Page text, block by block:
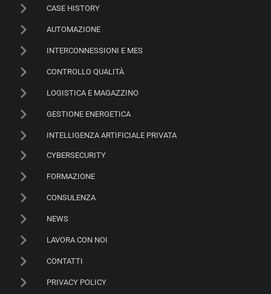
CASE HISTORY
AUTOMAZIONE
INTERCONNESSIONI E MES
CONTROLLO QUALITÀ
LOGISTICA E MAGAZZINO
GESTIONE ENERGETICA
INTELLIGENZA ARTIFICIALE PRIVATA
CYBERSECURITY
FORMAZIONE
CONSULENZA
NEWS
LAVORA CON NOI
CONTATTI
PRIVACY POLICY